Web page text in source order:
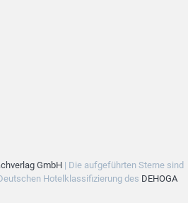
GmbH| Die aufgeführten Sterne sind
Hotelklassifizierung des DEHOGA